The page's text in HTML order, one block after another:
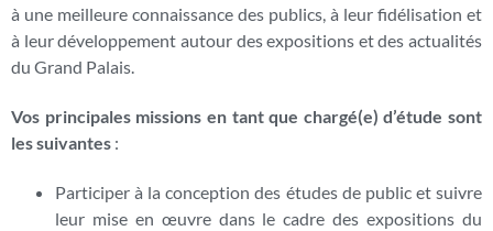
à une meilleure connaissance des publics, à leur fidélisation et
à leur développement autour des expositions et des actualités
du Grand Palais.
Vos principales missions en tant que chargé(e) d’étude sont
les suivantes :
Participer à la conception des études de public et suivre
leur mise en œuvre dans le cadre des expositions du